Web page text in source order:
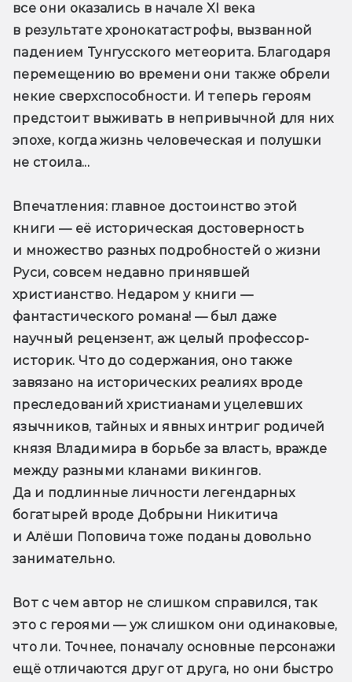
все они оказались в начале XI века
в результате хронокатастрофы, вызванной
падением Тунгусского метеорита. Благодаря
перемещению во времени они также обрели
некие сверхспособности. И теперь героям
предстоит выживать в непривычной для них
эпохе, когда жизнь человеческая и полушки
не стоила...
Впечатления: главное достоинство этой
книги — её историческая достоверность
и множество разных подробностей о жизни
Руси, совсем недавно принявшей
христианство. Недаром у книги —
фантастического романа! — был даже
научный рецензент, аж целый профессор-
историк. Что до содержания, оно также
завязано на исторических реалиях вроде
преследований христианами уцелевших
язычников, тайных и явных интриг родичей
князя Владимира в борьбе за власть, вражде
между разными кланами викингов.
Да и подлинные личности легендарных
богатырей вроде Добрыни Никитича
и Алёши Поповича тоже поданы довольно
занимательно.
Вот с чем автор не слишком справился, так
это с героями — уж слишком они одинаковые,
что ли. Точнее, поначалу основные персонажи
ещё отличаются друг от друга, но они быстро